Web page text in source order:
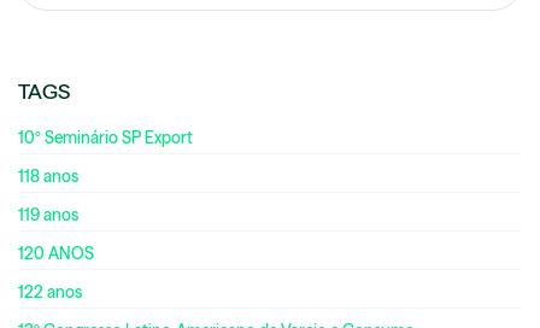
TAGS
10º Seminário SP Export
118 anos
119 anos
120 ANOS
122 anos